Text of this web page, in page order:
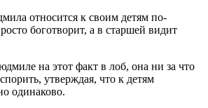
относится к своим детям по-
боготворит, а в старшей видит
на этот факт в лоб, она ни за что
утверждая, что к детям
одинаково.